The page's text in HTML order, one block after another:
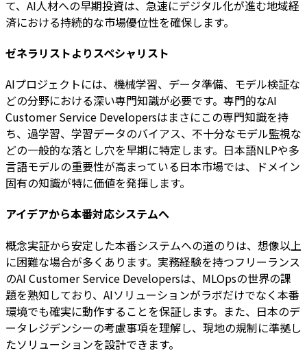
て、AI人材への早期投資は、急速にデジタル化が進む地域経
済における持続的な市場優位性を確保します。
ゼネラリストよりスペシャリスト
AIプロジェクトには、機械学習、データ準備、モデル検証な
どの分野における深い専門知識が必要です。専門的なAI
Customer Service Developersはまさにこの専門知識を持
ち、過学習、学習データのバイアス、不十分なモデル監視な
どの一般的な落とし穴を早期に特定します。日本語NLPや多
言語モデルの重要性が高まっている日本市場では、ドメイン
固有の知識が特に価値を発揮します。
アイデアから本番対応システムへ
概念実証から安定した本番システムへの道のりは、想像以上
に困難な場合が多くあります。実務経験を持つフリーランス
のAI Customer Service Developersは、MLOpsの世界の課
題を熟知しており、AIソリューションがラボだけでなく本番
環境でも確実に動作することを保証します。また、日本のデ
ータレジデンシーの考慮事項を理解し、現地の規制に準拠し
たソリューションを設計できます。